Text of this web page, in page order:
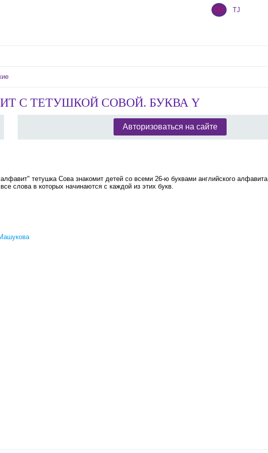
RU TJ
С ТЕТУШКОЙ СОВОЙ. БУКВА Y
Авторизоваться на сайте
тетушка Сова знакомит детей со всеми 26-ю буквами английского алфавита,
слова в которых начинаются с каждой из этих букв.